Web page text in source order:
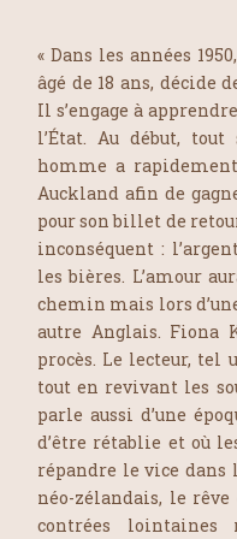
« Dans les années
âgé de 18 ans, décide
Il s’engage à
l’État. Au début,
homme a
Auckland afin de
pour son billet de
inconséquent :
les bières. L’amour
chemin mais lors
autre Anglais. Fiona
procès. Le lecteur, tel
tout en revivant les
parle aussi d’une
d’être rétablie et où
répandre le vice dans
néo-zélandais, le
contrées lointaines